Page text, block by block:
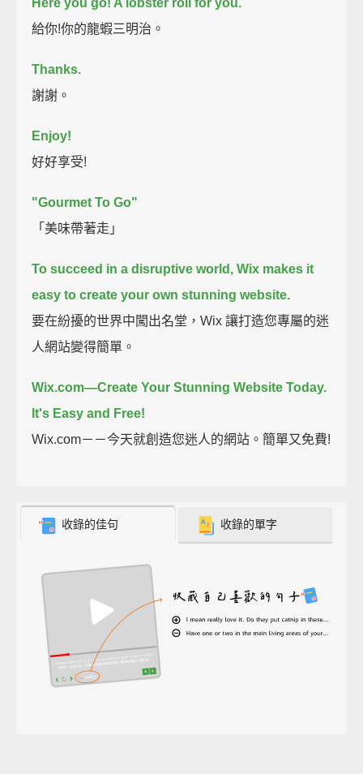
給你!你的龍蝦三明治。
Thanks.
謝謝。
Enjoy!
好好享受!
"Gourmet To Go"
「美味帶著走」
To succeed in a disruptive world, Wix makes it
easy to create your own stunning website.
要在紛擾的世界中闖出名堂，Wix 讓打造您專屬的迷
人網站變得簡單。
Wix.com—Create Your Stunning Website Today.
It's Easy and Free!
Wix.com－－今天就創造您迷人的網站。簡單又免費!
收錄的佳句 收錄的單字